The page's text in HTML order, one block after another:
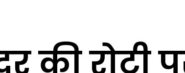
की रोटी